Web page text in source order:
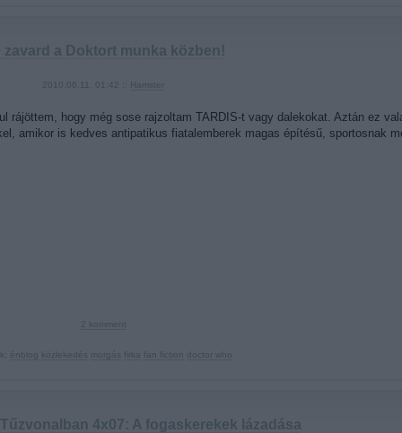
zavard a Doktort munka közben!
Hamster
rájöttem, hogy még sose rajzoltam TARDIS-t vagy dalekokat. Aztán ez
amikor is kedves antipatikus fiatalemberek magas építésű, sportosnak
közlekedés firka fan fiction doctor who
4x07: A fogaskerekek lázadása